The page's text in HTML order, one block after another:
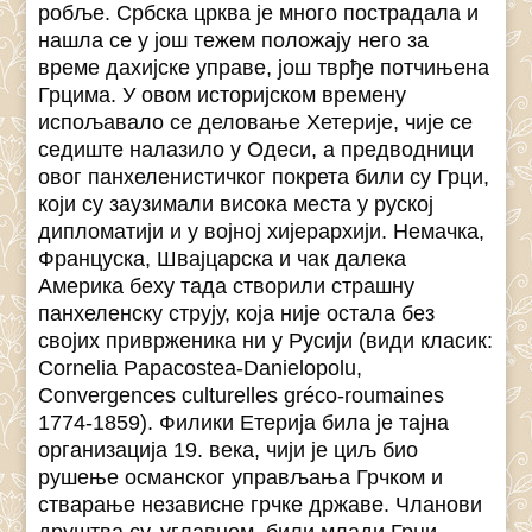
робље. Србска црква је много пострадала и
нашла се у још тежем положају него за
време дахијске управе, још тврђе потчињена
Грцима. У овом историјском времену
испољавало се деловање Хетерије, чије се
седиште налазило у Одеси, а предводници
овог панхеленистичког покрета били су Грци,
који су заузимали висока места у руској
дипломатији и у војној хијерархији. Немачка,
Француска, Швајцарска и чак далека
Америка беху тада створили страшну
панхеленску струју, која није остала без
својих приврженика ни у Русији (види класик:
Cornelia Papacostea-Danielopolu,
Convergences culturelles gréco-roumaines
1774-1859). Филики Етерија била је тајна
организација 19. века, чији је циљ био
рушење османског управљања Грчком и
стварање независне грчке државе. Чланови